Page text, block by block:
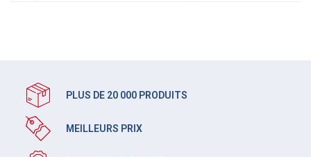
PLUS DE 20 000 PRODUITS
MEILLEURS PRIX